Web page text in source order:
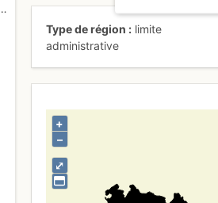
Type de région
limite
administrative
⤢
+
–